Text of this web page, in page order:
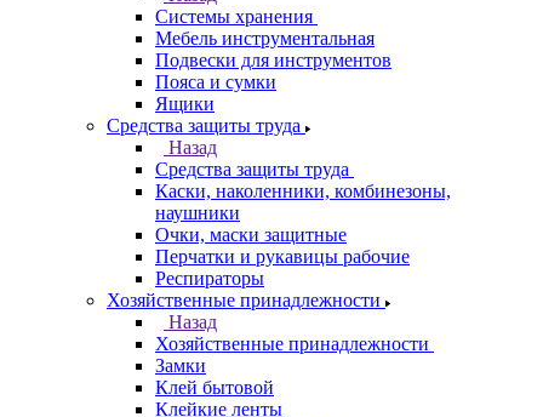
Системы хранения
Мебель инструментальная
Подвески для инструментов
Пояса и сумки
Ящики
Средства защиты труда
Назад
Средства защиты труда
Каски, наколенники, комбинезоны,
наушники
Очки, маски защитные
Перчатки и рукавицы рабочие
Респираторы
Хозяйственные принадлежности
Назад
Хозяйственные принадлежности
Замки
Клей бытовой
Клейкие ленты